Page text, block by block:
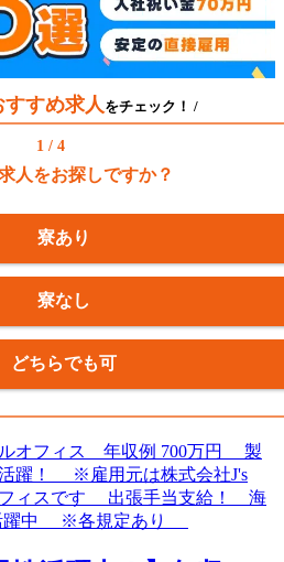
すすめ求人をチェック！ /
1 / 4
人をお探しですか？
寮あり
寮なし
どちらでも可